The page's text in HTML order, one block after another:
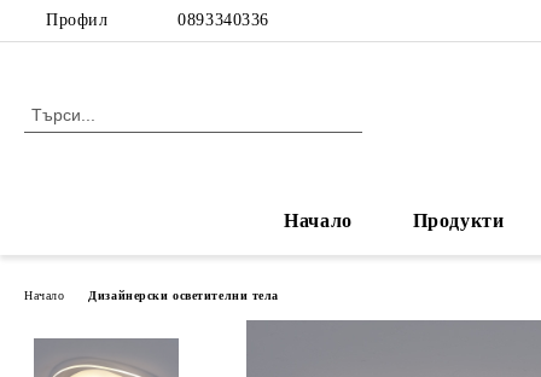
Профил 0893340336
Начало Продукти
Начало Дизайнерски осветителни тела